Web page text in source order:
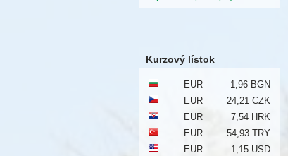
Kurzový lístok
EUR
1,96 BGN
EUR
24,21 CZK
EUR
7,54 HRK
EUR
54,93 TRY
EUR
1,15 USD